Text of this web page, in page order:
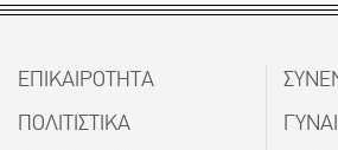
ΕΠΙΚΑΙΡΟΤΗΤΑ
ΠΟΛΙΤΙΣΤΙΚΑ